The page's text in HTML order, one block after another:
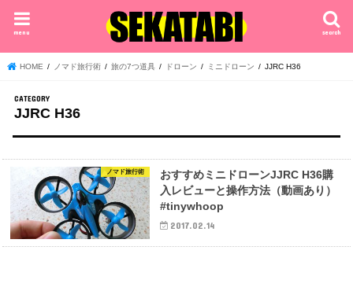
search
menu
HOME ノマド旅行術 旅の7つ道具 ドローン ミニドローン JJRC H36
JJRC H36
ノマド旅行術
おすすめミニドローンJJRC H36購
入レビューと操作方法（動画あり）
#tinywhoop
2017.02.14